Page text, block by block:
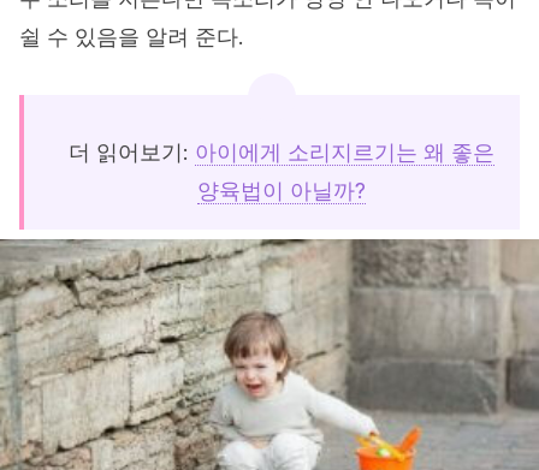
쉴 수 있음을 알려 준다.
더 읽어보기: 아이에게 소리지르기는 왜 좋은
양육법이 아닐까?